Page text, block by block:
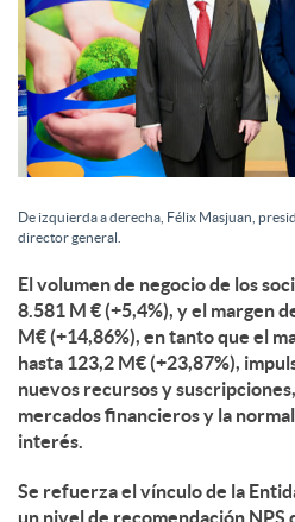
De izquierda a derecha, Félix Masjuan,
director general.
El volumen de negocio de los
8.581 M € (+5,4%), y el margen
M€ (+14,86%), en tanto que el
hasta 123,2 M€ (+23,87%),
nuevos recursos y
mercados financieros y la
interés.
Se refuerza el vínculo de la
un nivel de recomendación NPS